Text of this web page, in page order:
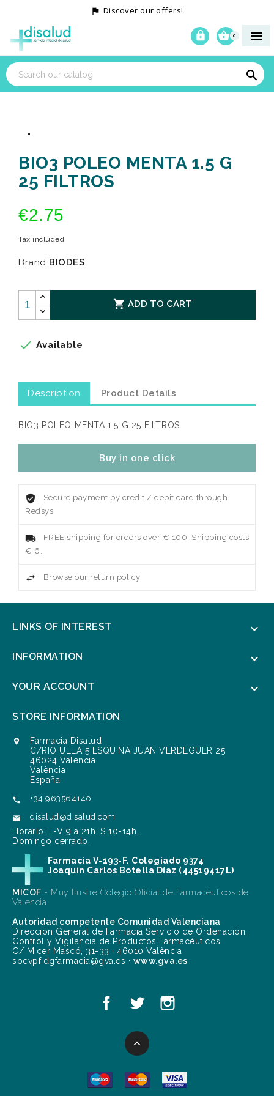
 Discover our offers!

0



BIO3 POLEO MENTA 1.5 G
25 FILTROS
€2.75
Tax included
Brand BIODES
 ADD TO CART
 Available
Description Product Details
BIO3 POLEO MENTA 1.5 G 25 FILTROS
Buy in one click
Secure payment by credit / debit card through
Redsys
FREE shipping for orders over € 100. Shipping costs
€ 6.
Browse our return policy
LINKS OF INTEREST 
INFORMATION 
YOUR ACCOUNT 
STORE INFORMATION

Farmacia Disalud
C/RIO ULLA 5 ESQUINA JUAN VERDEGUER 25
46024 Valencia
València
España
 +34 963564140
 disalud@disalud.com
Horario: L-V 9 a 21h. S 10-14h.
Domingo cerrado.
Farmacia V-193-F. Colegiado 9374
Joaquín Carlos Botella Díaz (44519417L)
MICOF - Muy Ilustre Colegio Oficial de Farmacéuticos de
Valencia
Autoridad competente Comunidad Valenciana
Dirección General de Farmacia Servicio de Ordenación,
Control y Vigilancia de Productos Farmacéuticos
C/ Micer Mascó, 31-33 · 46010 València
socvpf.dgfarmacia@gva.es · www.gva.es
